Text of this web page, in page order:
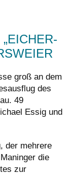
groß an dem
des
49
Essig und
der mehrere
die
zur